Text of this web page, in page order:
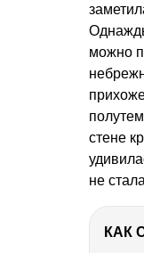
можно
стене
не